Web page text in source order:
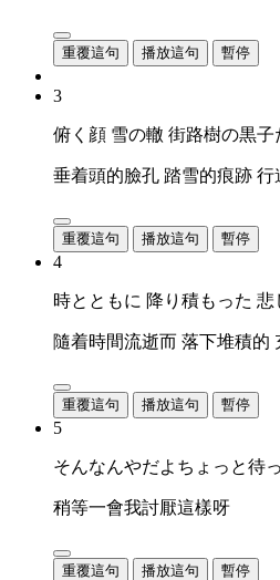
重覆這句 播放這句 暫停
3
俯く顔 雪の轍 街路樹の黒子
垂着頭的臉孔 踏雪的痕跡
重覆這句 播放這句 暫停
4
時とともに 降り積もった 悲
隨着時間流逝而 落下堆積的
重覆這句 播放這句 暫停
5
そんなんやだよちょっと待
稍等一會我討厭這樣呀
重覆這句 播放這句 暫停